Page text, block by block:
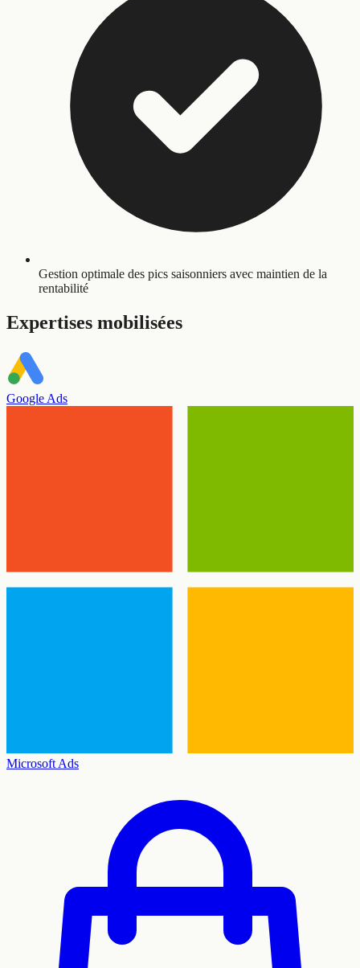
Gestion optimale des pics saisonniers avec maintien de la
rentabilité
Expertises mobilisées
Google Ads
Microsoft Ads